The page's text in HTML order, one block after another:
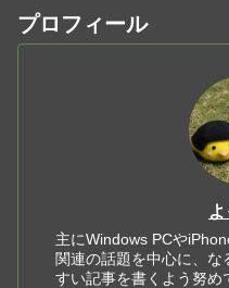
プロフィール
主にWindows PCや
関連の話題を中心に、
すい記事を書くよう努め